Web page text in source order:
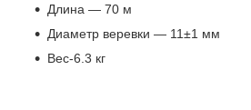
Длина — 70 м
Диаметр веревки — 11±1 мм
Вес-6.3 кг